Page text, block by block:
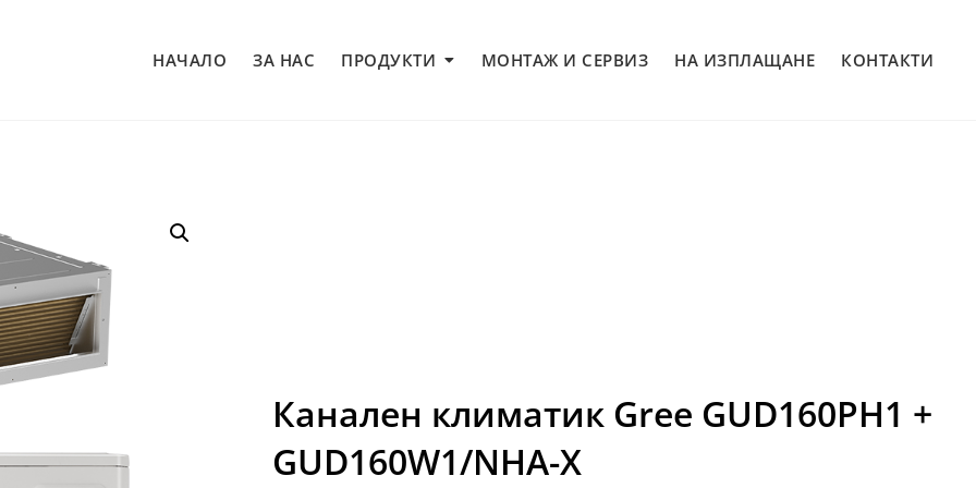
НАЧАЛО ЗА НАС ПРОДУКТИ МОНТАЖ И СЕРВИЗ НА ИЗПЛАЩАНЕ КОНТАКТИ
Канален климатик Gree GUD160PH1 +
GUD160W1/NHA-X